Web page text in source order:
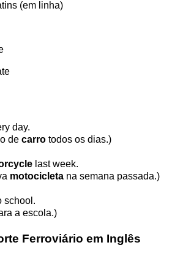
(em linha)
day.
de carro todos os dias.)
last week.
motocicleta na semana passada.)
school.
a escola.)
Ferroviário em Inglês